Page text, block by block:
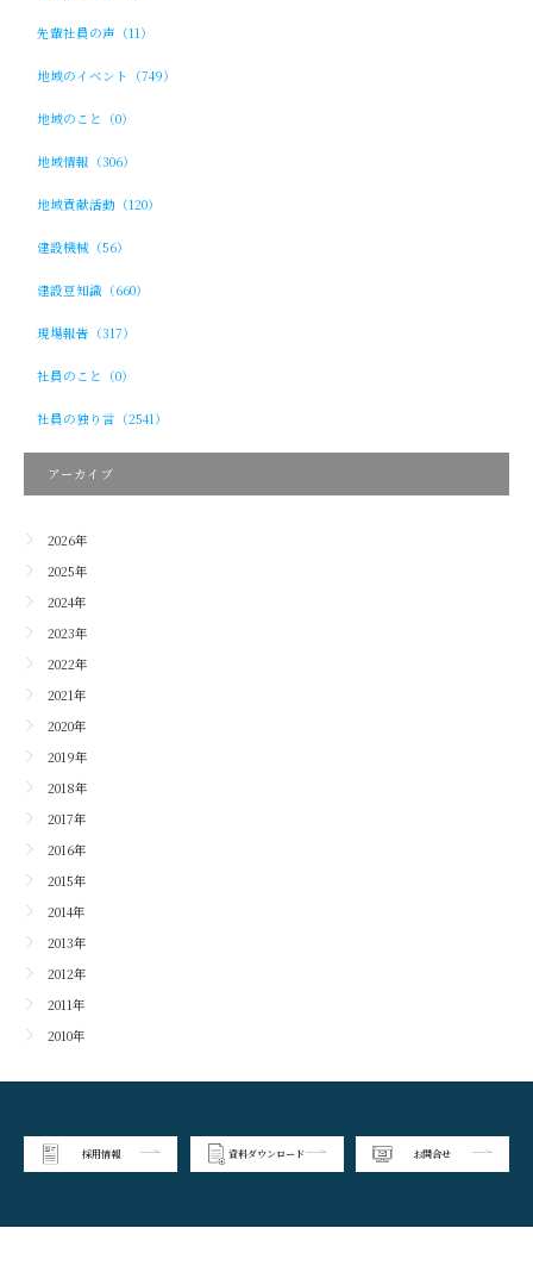
先輩社員の声（11）
地域のイベント（749）
地域のこと（0）
地域情報（306）
地域貢献活動（120）
建設機械（56）
建設豆知識（660）
現場報告（317）
社員のこと（0）
社員の独り言（2541）
アーカイブ
2026年
2025年
2024年
2023年
2022年
2021年
2020年
2019年
2018年
2017年
2016年
2015年
2014年
2013年
2012年
2011年
2010年
採用情報 資料ダウンロード お問合せ